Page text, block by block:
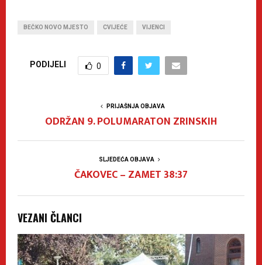
BEČKO NOVO MJESTO CVIJEĆE VIJENCI
PODIJELI 0
PRIJAŠNJA OBJAVA
ODRŽAN 9. POLUMARATON ZRINSKIH
SLJEDEĆA OBJAVA
ČAKOVEC – ZAMET 38:37
VEZANI ČLANCI